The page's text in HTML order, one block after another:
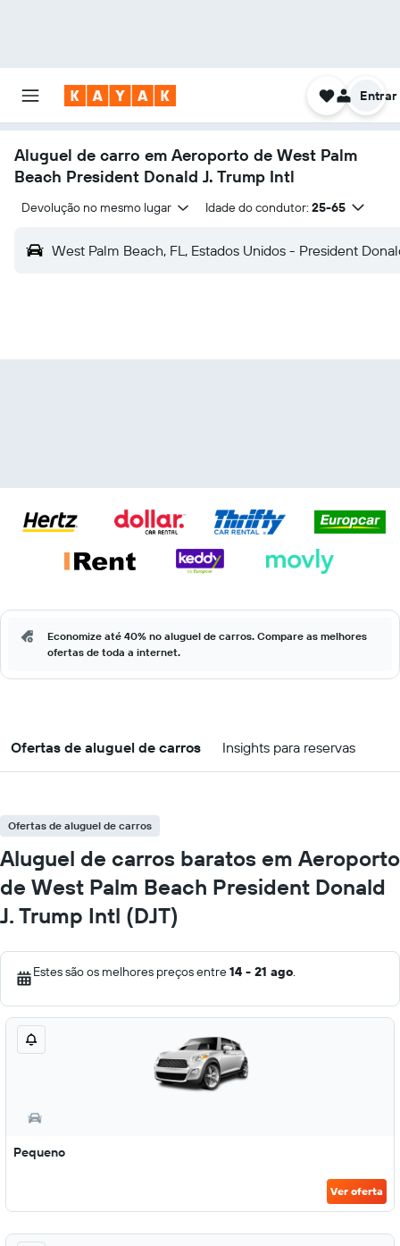
Entrar
Aluguel de carro em Aeroporto de West Palm
Beach President Donald J. Trump Intl
Devolução no mesmo lugar Idade do condutor: 25-65
West Palm Beach, FL, Estados Unidos - President
Economize até 40% no aluguel de carros. Compare as melhores
ofertas de toda a internet.
Ofertas de aluguel de carros Insights para reservas
Ofertas de aluguel de carros
Aluguel de carros baratos em Aeroporto
de West Palm Beach President Donald
J. Trump Intl (DJT)
Estes são os melhores preços entre14 - 21 ago.
Pequeno
Ver oferta